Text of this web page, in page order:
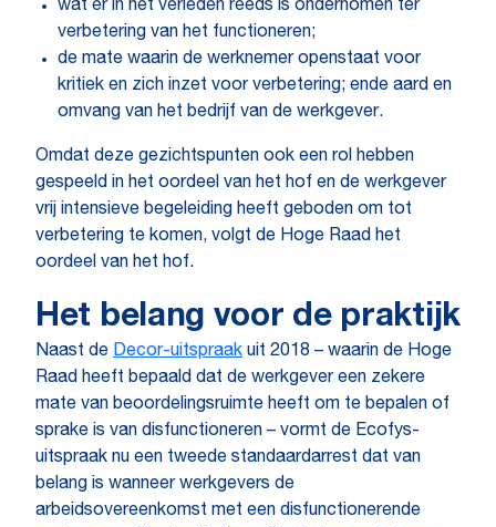
wat er in het verleden reeds is ondernomen ter
verbetering van het functioneren;
de mate waarin de werknemer openstaat voor
kritiek en zich inzet voor verbetering; ende aard en
omvang van het bedrijf van de werkgever.
Omdat deze gezichtspunten ook een rol hebben
gespeeld in het oordeel van het hof en de werkgever
vrij intensieve begeleiding heeft geboden om tot
verbetering te komen, volgt de Hoge Raad het
oordeel van het hof.
Het belang voor de praktijk
Naast de Decor-uitspraak uit 2018 – waarin de Hoge
Raad heeft bepaald dat de werkgever een zekere
mate van beoordelingsruimte heeft om te bepalen of
sprake is van disfunctioneren – vormt de Ecofys-
uitspraak nu een tweede standaardarrest dat van
belang is wanneer werkgevers de
arbeidsovereenkomst met een disfunctionerende